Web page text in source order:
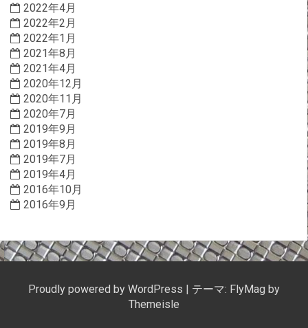
2022年4月
2022年2月
2022年1月
2021年8月
2021年4月
2020年12月
2020年11月
2020年7月
2019年9月
2019年8月
2019年7月
2019年4月
2016年10月
2016年9月
Proudly powered by WordPress | テーマ: FlyMag by
Themeisle